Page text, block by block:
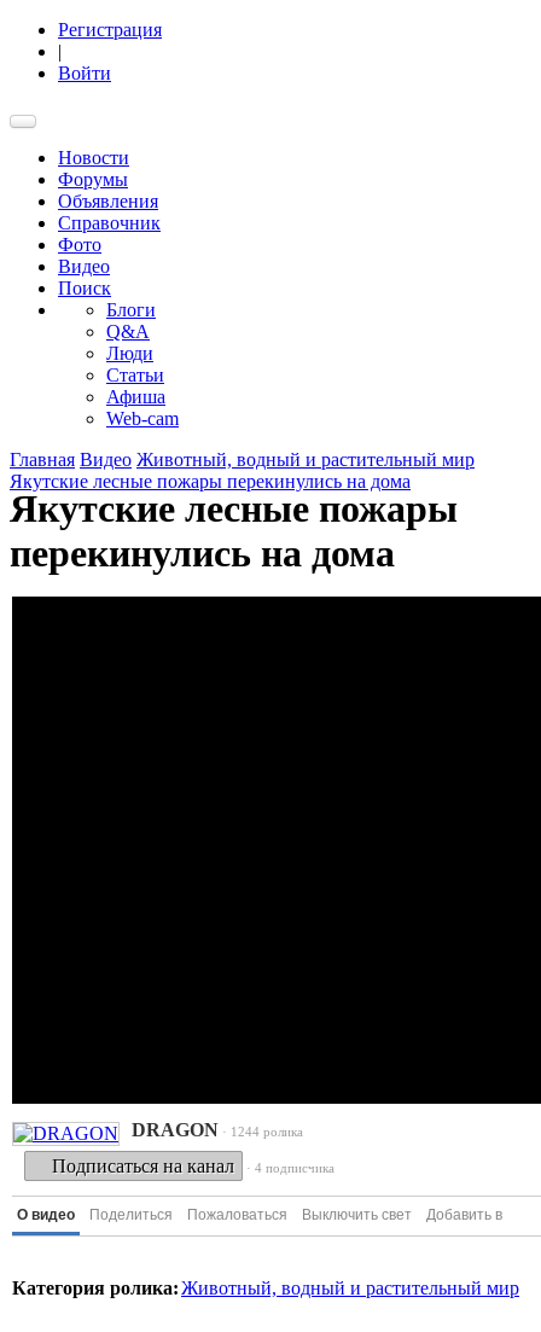
Регистрация
|
Войти
Новости
Форумы
Объявления
Справочник
Фото
Видео
Поиск
Блоги
Q&A
Люди
Статьи
Афиша
Web-cam
Главная Видео Животный, водный и растительный мир
Якутские лесные пожары перекинулись на дома
Якутские лесные пожары
перекинулись на дома
DRAGON · 1244 ролика
Подписаться на канал · 4 подписчика
О видео Поделиться Пожаловаться Выключить свет Добавить в
Категория ролика:Животный, водный и растительный мир